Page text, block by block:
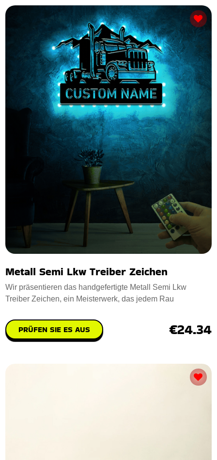
Metall Semi Lkw Treiber Zeichen
Wir präsentieren das handgefertigte Metall Semi Lkw
Treiber Zeichen, ein Meisterwerk, das jedem Rau
PRÜFEN SIE ES AUS €24.34